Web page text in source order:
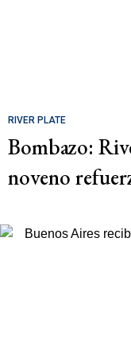
RIVER PLATE
Bombazo:
noveno